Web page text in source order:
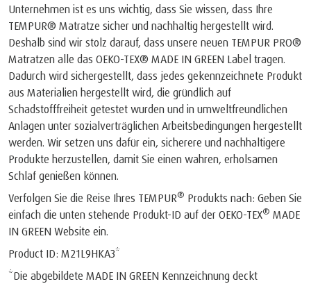
Unternehmen ist es uns wichtig, dass Sie wissen, dass Ihre
TEMPUR® Matratze sicher und nachhaltig hergestellt wird.
Deshalb sind wir stolz darauf, dass unsere neuen TEMPUR PRO®
Matratzen alle das OEKO-TEX® MADE IN GREEN Label tragen.
Dadurch wird sichergestellt, dass jedes gekennzeichnete Produkt
aus Materialien hergestellt wird, die gründlich auf
Schadstofffreiheit getestet wurden und in umweltfreundlichen
Anlagen unter sozialverträglichen Arbeitsbedingungen hergestellt
werden. Wir setzen uns dafür ein, sicherere und nachhaltigere
Produkte herzustellen, damit Sie einen wahren, erholsamen
Schlaf genießen können.
Verfolgen Sie die Reise Ihres TEMPUR® Produkts nach: Geben Sie
einfach die unten stehende Produkt-ID auf der OEKO-TEX® MADE
IN GREEN Website ein.
Product ID: M21L9HKA3*
*Die abgebildete MADE IN GREEN Kennzeichnung deckt